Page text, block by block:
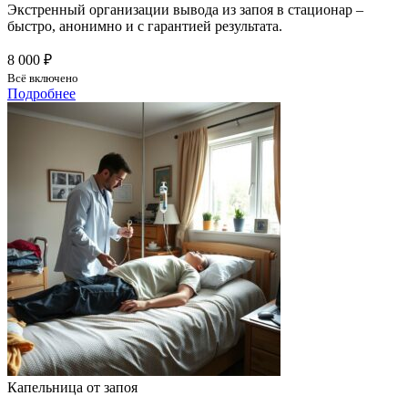
Экстренный организации вывода из запоя в стационар –
быстро, анонимно и с гарантией результата.
8 000 ₽
Всё включено
Подробнее
Капельница от запоя